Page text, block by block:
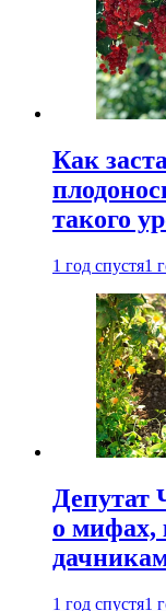
Как
такого
1 год спустя1
Депутат
о мифах,
1 год спустя1